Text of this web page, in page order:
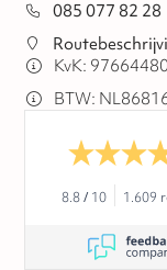
085 077 82 28
KvK: 97664480
BTW:
8.8/ 10 1.609